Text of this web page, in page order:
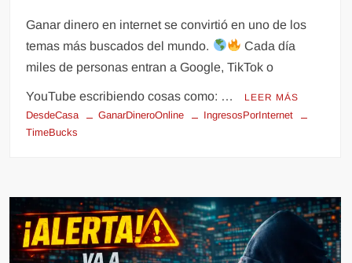
Ganar dinero en internet se convirtió en uno de los
temas más buscados del mundo.
Cada día
miles de personas entran a Google, TikTok o
YouTube escribiendo cosas como: … LEER MÁS
DesdeCasa GanarDineroOnline
IngresosPorInternet
TimeBucks